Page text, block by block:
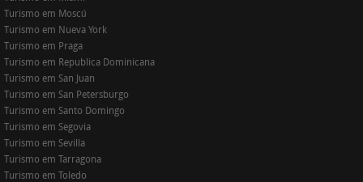
Turismo em Moscú
Turismo em Nueva York
Turismo em Praga
Turismo em Republica Dominicana
Turismo em San Juan
Turismo em San Petersburgo
Turismo em Santo Domingo
Turismo em Segovia
Turismo em Sevilla
Turismo em Tarragona
Turismo em Toledo